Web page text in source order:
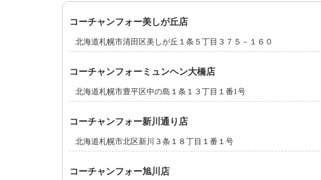
コーチャンフォー美しが丘店
北海道札幌市清田区美しが丘１条５丁目３７５－１６０
コーチャンフォーミュンヘン大橋店
北海道札幌市豊平区中の島１条１３丁目１番1号
コーチャンフォー新川通り店
北海道札幌市北区新川３条１８丁目１番１号
コーチャンフォー旭川店